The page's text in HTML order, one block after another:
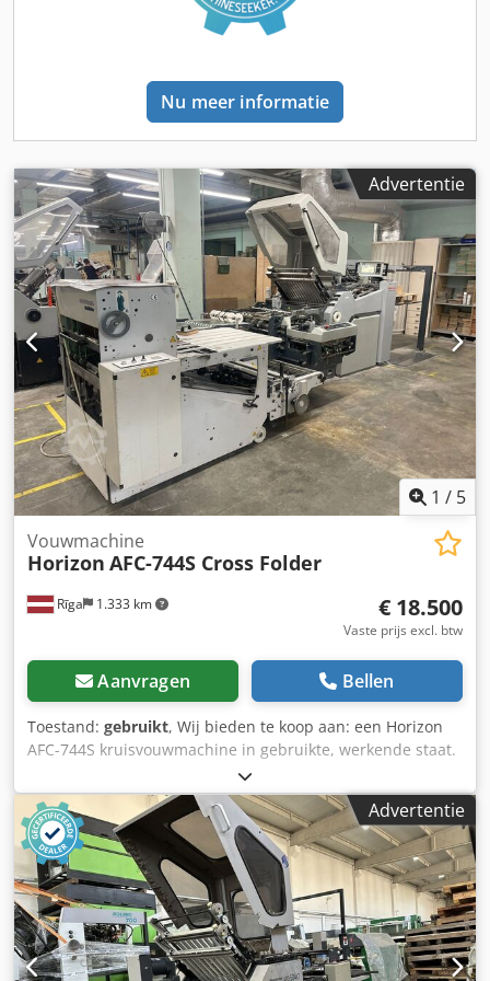
Nu meer informatie
Advertentie
1 / 5
Rīga 1.333 km
Vouwmachine
Horizon AFC-744S Cross Folder
€ 18.500
Vaste prijs excl. btw
Aanvragen Bellen
Toestand: gebruikt, Wij bieden te koop aan: een Horizon
AFC-744S kruisvouwmachine in gebruikte, werkende staat.
De machine is momenteel geïnstalleerd in een drukkerij en
kan op afspraak worden geïnspecteerd. Geschikt voor
professioneel nabewerken en hoogwaardige
vouwtoepassingen. Machinegegevens: Fabrikant: Horizon
International, Inc. Model: AFC-744S Cross Folder
Serienummer: 354002 Crodpfszfivvsx Afief Configuratie: 4
vouwcassettes + mes + cassette + mes Maximale
velgrootte: 738 × 1100 mm Minimale velgrootte: 210 × 297
mm Voeding: 400V, 3-fase, 50/60Hz Gemaakt in Japan
Advertentie